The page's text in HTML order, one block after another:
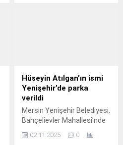
Hüseyin Atılgan’ın ismi
Yenişehir’de parka
verildi
Mersin Yenişehir Belediyesi,
Bahçelievler Mahallesi’nde
Atılgan’ın ismini verdi.
02.11.2025 0